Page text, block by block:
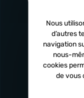
Livraison
rapide
Sous 24h à 48h
Nous
d’autres
navigation
nous-
cookies
de vous